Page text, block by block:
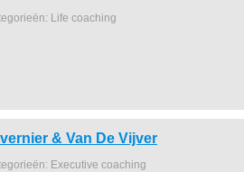
Life coaching
& Van De Vijver
Executive coaching